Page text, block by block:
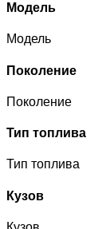
Модель
Модель
Поколение
Поколение
Тип топлива
Тип топлива
Кузов